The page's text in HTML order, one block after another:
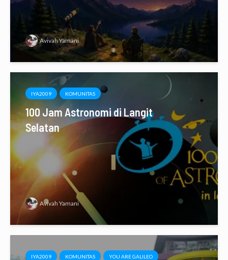
Avivah Yamani
IYA2009 KOMUNITAS
100 Jam Astronomi di Langit
Selatan
Avivah Yamani
IYA2009 KOMUNITAS YOU ARE GALILEO